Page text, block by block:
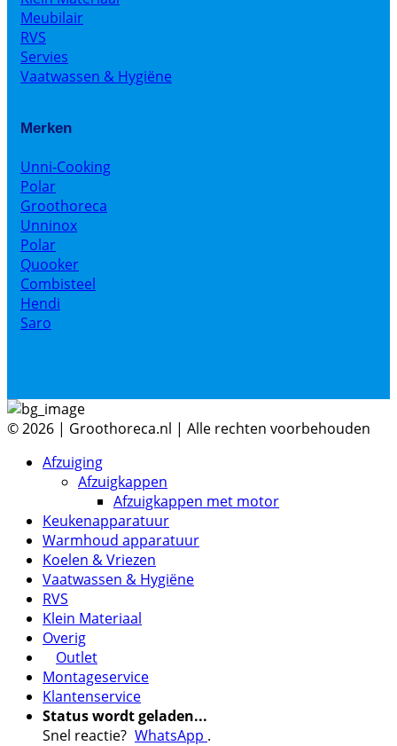
Meubilair
RVS
Servies
Vaatwassen & Hygiëne
Merken
Unni-Cooking
Polar
Groothoreca
Unninox
Polar
Quooker
Combisteel
Hendi
Saro
© 2026 | Groothoreca.nl | Alle rechten voorbehouden
Afzuiging
Afzuigkappen
Afzuigkappen met motor
Keukenapparatuur
Warmhoud apparatuur
Koelen & Vriezen
Vaatwassen & Hygiëne
RVS
Klein Materiaal
Overig
Outlet
Montageservice
Klantenservice
Status wordt geladen...
Snel reactie? WhatsApp .